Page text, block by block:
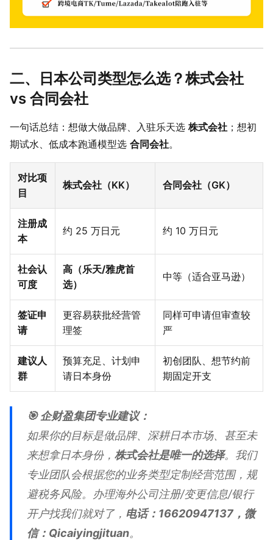
二、日本公司类型怎么选？株式会社
vs 合同会社
一句话总结：想做大做品牌、入驻乐天选 株式会社 ；想初
期试水、低成本跑通模型选 合同会社。
对比项
目
株式会社（KK） 合同会社（GK）
注册成
本
约 25 万日元 约 10 万日元
社会认
可度
高（乐天/雅虎首
选）
中等（适合亚马逊）
签证申
请
更容易获批经营管
理签
同样可申请但审查较
严
建议人
群
预算充足、计划申
请日本身份
初创团队、想节约前
期固定开支
🎯 企财盈集团专业建议：
如果你的目标是做品牌、深耕日本市场、甚至未
来想拿日本身份， 株式会社是唯一的选择。我们
专业团队会根据您的业务类型定制经营范围，规
避税务风险。办理海外公司注册/变更信息/银行
开户找我们就对了， 电话：16620947137，微
信：Qicaiyingjituan。